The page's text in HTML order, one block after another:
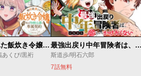
婚約破棄された飯炊き令嬢の私は冷酷公爵と専属契約しました～ですが胃袋を掴んだ結果、冷たかった公爵様がどんどん優しくなっています～
あくび/黒裄
最強出戻り中年冒険者は、今さら命なんてかけたくない
斯道歩/明石六郎
7話無料